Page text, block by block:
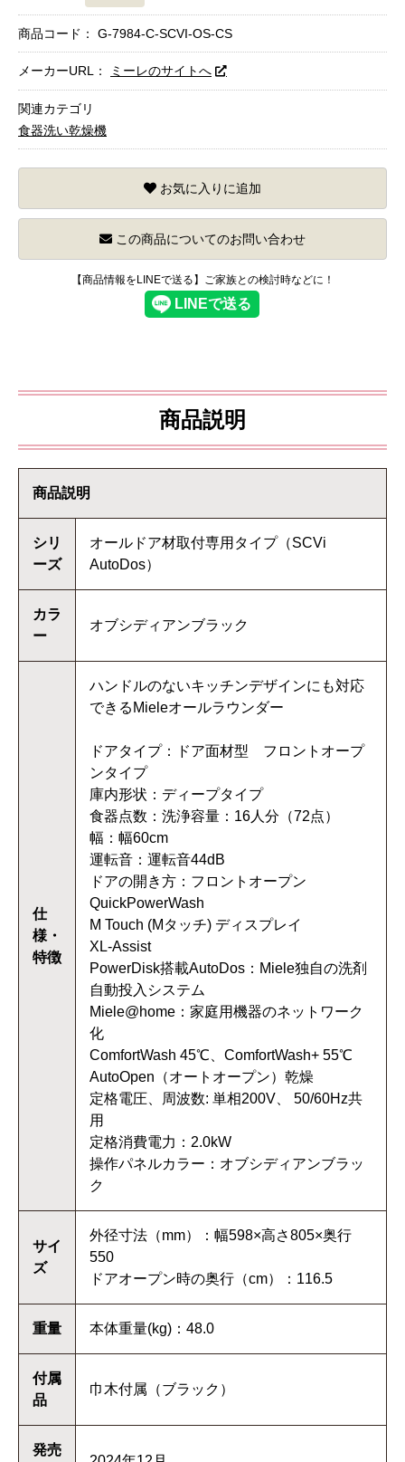
商品コード： G-7984-C-SCVI-OS-CS
メーカーURL： ミーレのサイトへ
関連カテゴリ
食器洗い乾燥機
お気に入りに追加
この商品についてのお問い合わせ
【商品情報をLINEで送る】ご家族との検討時などに！
商品説明
商品説明
シリ
ーズ
オールドア材取付専用タイプ（SCVi
AutoDos）
カラ
ー
オブシディアンブラック
仕
様・
特徴
ハンドルのないキッチンデザインにも対応
できるMieleオールラウンダー
ドアタイプ：ドア面材型 フロントオープ
ンタイプ
庫内形状：ディープタイプ
食器点数：洗浄容量：16人分（72点）
幅：幅60cm
運転音：運転音44dB
ドアの開き方：フロントオープン
QuickPowerWash
M Touch (Mタッチ) ディスプレイ
XL-Assist
PowerDisk搭載AutoDos：Miele独自の洗剤
自動投入システム
Miele@home：家庭用機器のネットワーク
化
ComfortWash 45℃、ComfortWash+ 55℃
AutoOpen（オートオープン）乾燥
定格電圧、周波数: 単相200V、 50/60Hz共
用
定格消費電力：2.0kW
操作パネルカラー：オブシディアンブラッ
ク
サイ
ズ
外径寸法（mm）：幅598×高さ805×奥行
550
ドアオープン時の奥行（cm）：116.5
重量 本体重量(kg)：48.0
付属
品
巾木付属（ブラック）
発売